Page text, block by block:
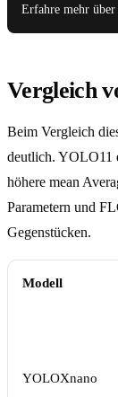
Erfahre mehr
Vergleich
Beim Vergleich
deutlich. YOLO11
höhere mean
Parametern und
Gegenstücken.
Modell
YOLOXnano